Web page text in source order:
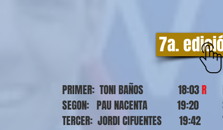
7a.
PRIMER: TONI BAÑOS 18:03R
SEGON: PAU NACENTA 19:20
TERCER: JORDI CIFUENTES 19:42